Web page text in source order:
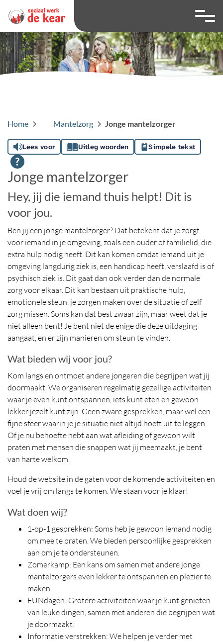
Hoog contrast
Ga naar
Home Mantelzorg Jonge mantelzorger
Lees voor Uitleg woorden Simpele tekst
Jonge mantelzorger
Hey, jij die iemand thuis helpt! Dit is
voor jou.
Ben jij een jonge mantelzorger? Dat betekent dat je zorgt
voor iemand in je omgeving, zoals een ouder of familielid, die
extra hulp nodig heeft. Dit kan komen omdat iemand uit je
omgeving langdurig ziek is, een handicap heeft, verslaafd is of
psychisch ziek is. Dit gaat dan ook verder dan de normale
zorg voor elkaar. Dit kan bestaan uit praktische hulp,
emotionele steun, je zorgen maken over de situatie of zelf
zorg missen. Soms kan dat best zwaar zijn, maar weet dat je
niet alleen bent! Je bent niet de enige die deze uitdaging
aangaat, en er zijn manieren om steun te vinden.
Wat bieden wij voor jou?
Kom langs en ontmoet andere jongeren die begrijpen wat jij
doormaakt. We organiseren regelmatig gezellige activiteiten
waar je even kunt ontspannen, iets kunt eten en gewoon
lekker jezelf kunt zijn. Geen zware gesprekken, maar wel een
fijne sfeer waarin je je situatie niet altijd hoeft uit te leggen.
Of je nu behoefte hebt aan wat afleiding of gewoon wilt
praten met mensen die snappen wat jij meemaakt, je bent
van harte welkom.
Houd de website in de gaten voor de komende activiteiten en
voel je vrij om langs te komen. We staan voor je klaar!
Wat doen wij?
1-op-1 gesprekken: Soms heb je gewoon iemand nodig
om mee te praten. We bieden persoonlijke gesprekken
aan om je te ondersteunen.
Zomerkamp: Een kans om samen met andere jonge
mantelzorgers even lekker te ontspannen en plezier te
maken.
FUNdagen: Grotere activiteiten waar je kunt genieten
van leuke dingen, samen met anderen die begrijpen wat
je doormaakt.
Informatie verstrekken: We helpen je verder met